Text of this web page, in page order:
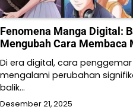
Fenomena Manga Digital:
Mengubah Cara Membaca
Di era digital, cara
mengalami perubahan
balik…
Desember 21, 2025